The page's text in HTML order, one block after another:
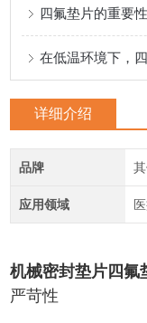
四氟垫片的重要性
在低温环境下，
详细介绍
品牌
应用领域
机械密封垫片四氟
严苛性